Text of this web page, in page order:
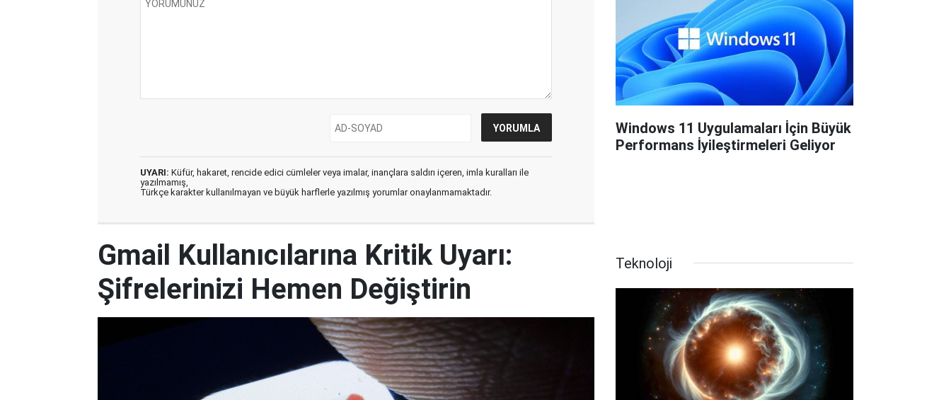
UYARI: Küfür, hakaret, rencide edici cümleler veya imalar, inançlara saldırı içeren, imla kuralları ile
yazılmamış,
Türkçe karakter kullanılmayan ve büyük harflerle yazılmış yorumlar onaylanmamaktadır.
Windows 11 Uygulamaları İçin Büyük
Performans İyileştirmeleri Geliyor
Gmail Kullanıcılarına Kritik Uyarı:
Şifrelerinizi Hemen Değiştirin
Teknoloji